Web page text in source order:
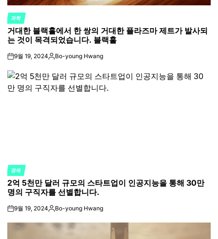
POSTED
IN
과학
거대한 블랙홀에서 한 쌍의 거대한 플라즈마 제트가 발사되
는 것이 목격되었습니다. 블랙홀
on9월 19, 2024Posted
Bo-young Hwang
POSTED
IN
경제
2억 5천만 달러 규모의 스타트업이 인공지능을 통해 30만
명의 구직자를 선별합니다.
on9월 19, 2024Posted
Bo-young Hwang